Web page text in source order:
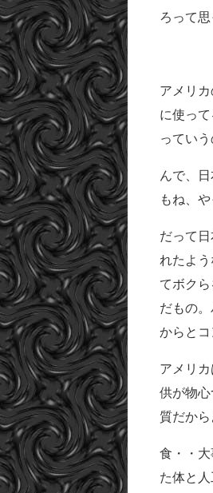
ろって思
アメリ
に使っ
ってい
んで、
もね、
だって
れたよ
てボク
だもの
からと
アメリ
供が物
質だか
食・・
た体と